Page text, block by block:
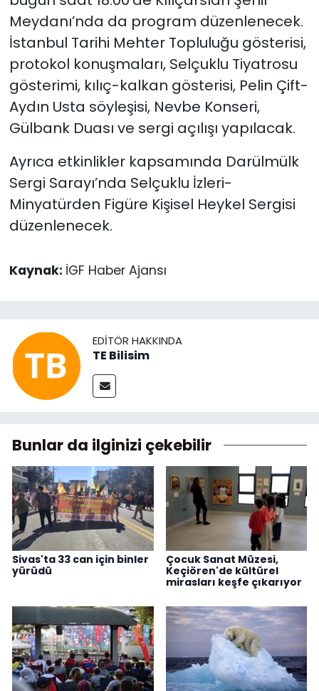
Meydanı’nda da program düzenlenecek.
İstanbul Tarihi Mehter Topluluğu gösterisi,
protokol konuşmaları, Selçuklu Tiyatrosu
gösterimi, kılıç-kalkan gösterisi, Pelin Çift-
Aydın Usta söyleşisi, Nevbe Konseri,
Gülbank Duası ve sergi açılışı yapılacak.
Ayrıca etkinlikler kapsamında Darülmülk
Sergi Sarayı’nda Selçuklu İzleri-
Minyatürden Figüre Kişisel Heykel Sergisi
düzenlenecek.
Kaynak: İGF Haber Ajansı
EDITÖR HAKKINDA
TE Bilisim
Bunlar da ilginizi çekebilir
Sivas'ta 33 can için binler
yürüdü
Çocuk Sanat Müzesi,
Keçiören'de kültürel
mirasları keşfe çıkarıyor